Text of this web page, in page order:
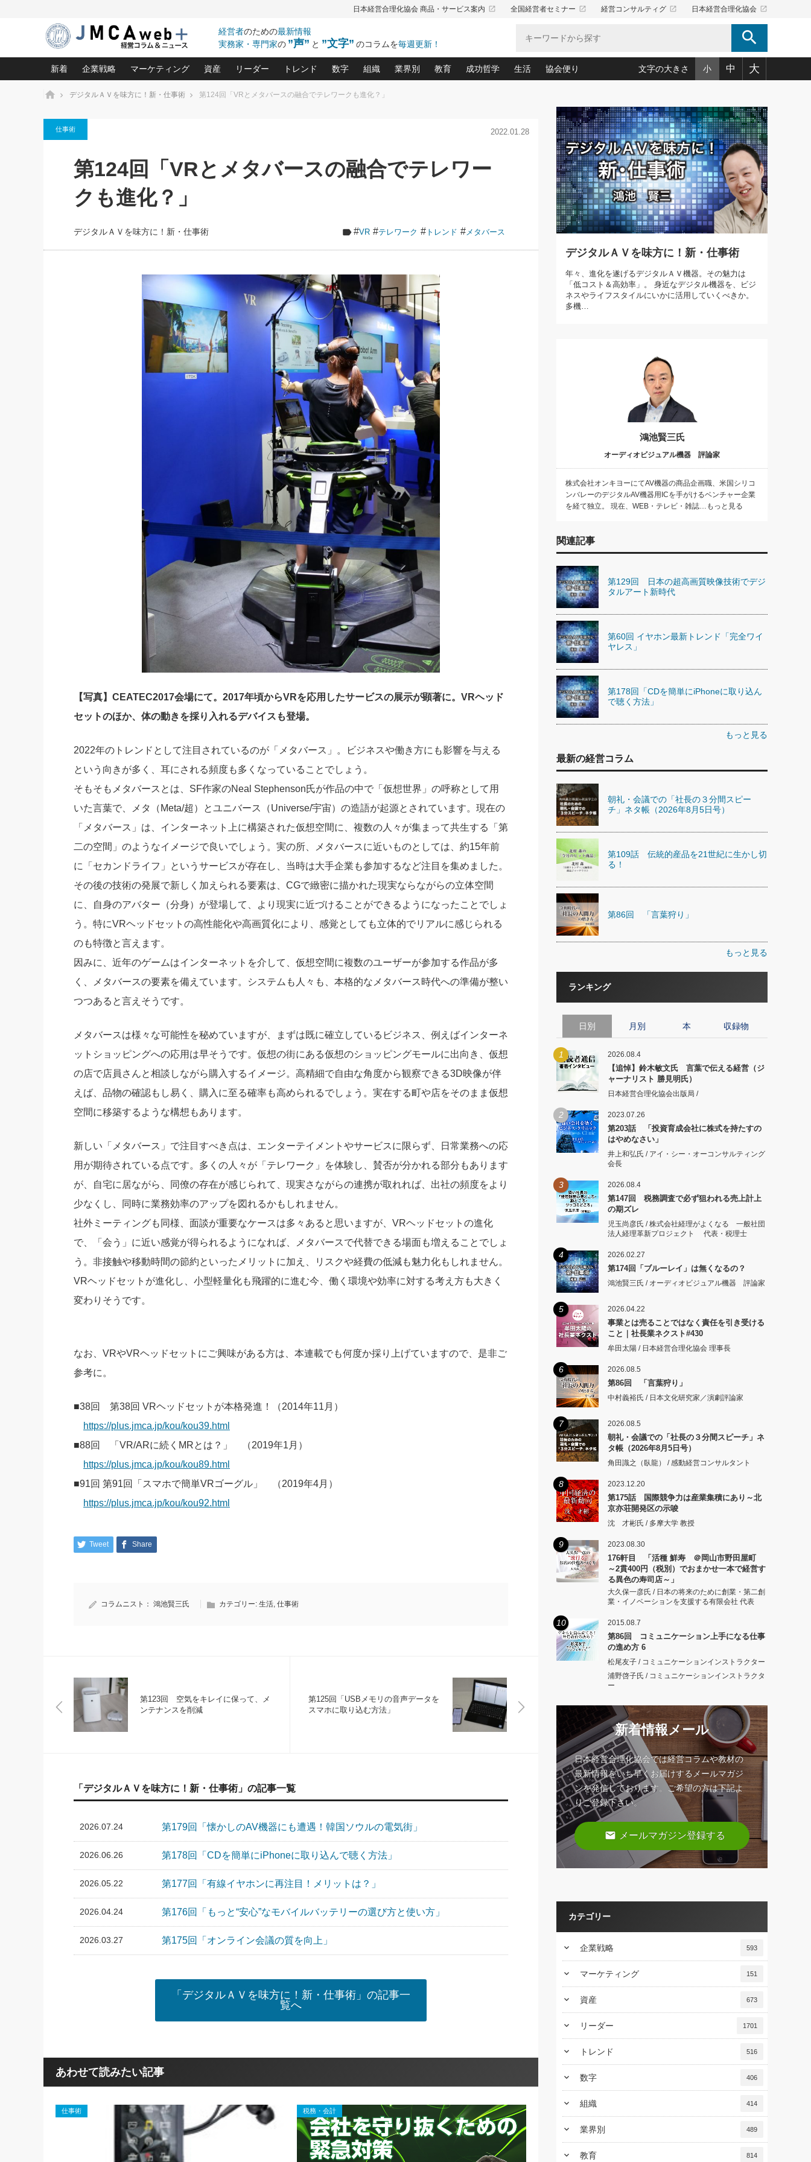
日本経営合理化協会 商品・サービス案内 launch 全国経営者セミナー launch 経営コンサルティグ launch 日本経営合理化協会 launch
経営者のための最新情報
実務家・専門家の ”声” と ”文字” のコラムを毎週更新！ search
新着
朝礼・会議での「社長の３分間
スピーチ」ネタ帳（2026年8月5
日号）
2026.08.5
に生かし切る！
2026.08.5 2026.08.5 2026.08.4
【追悼】鈴木敏文氏 言葉で伝
える経営（ジャーナリスト 勝
見明氏）
もっとみる
企業戦略
中小企業の「１位づくり」戦略(96)
利益を最大化する「業務改善」横田尚哉氏(5)
強い会社を築く ビジネス・クリニック(240)
日本レーザー「人を大切にしながら利益を上げる経営」の極意
武器としてのM&A入門(3)
社長のための“儲かる通販”戦略視点(151)
継続経営 百話百行(85)
マーケティング
ロングセラーの玉手箱(9)
大復活＆快進撃！ユニバーサルスタジオジャパンの成功要因と
は(5)
資産
中国経済の最新動向(204)
事業承継の前に、決めておきたい、知っておきたい、やってお
リーダー
ピョートル・F・グジバチの『経営戦略の新常識』(12)
楠木建の「経営知になる考え方」(57)
次もあなたにお願いしたいと思われる「一流の仕事術」(28)
社長の右腕をつくる 人と組織を動かす(200)
酒井英之の社長のビジョン実現道場(10)
トレンド
北村森の「今月のヒット商品」(109)
数字
おカネが残る決算書にするために、やっておきたいこと(34)
会社を守り抜くための緊急対策(100)
強い決算書の会社はココが違う！(36)
決算書の“見える化”術(12)
銀行交渉はこうしなさい！(12)
組織
職場の生産性を下げるハラスメントの予防策(10)
賃金決定の定石(68)
顧客・社員・社会から支持される「ウェルビーイング経営入
業界別
大久保一彦の“流行る”お店の仕組みづくり(210)
柿内幸夫─社長のための現場改善(174)
教育
あなただからお願いしたいと思われる 気配りの達人(127)
クレーム対応 実践マニュアル(92)
クレーム対応の新知識と新常識(57)
デキル社員に育てる！ 社員教育の決め手(203)
東川鷹年の「中小企業の人育て」(38)
業績アップにつながる！ワンランク上の手紙・メール術(100)
社長のための“全員営業”(30)
行動科学マネジメント(5)
成功哲学
中国哲学に学ぶ 不況は会社守成の好機(38)
令和時代の「社長の人間力の磨き方」(86)
先人の名句名言の教え 東洋思想に学ぶ経営学(132)
渡部昇一の「日本の指導者たち」(32)
経営に活かす“十八史略”(30)
生活
おのころ心平の ──社長のための「か・ら・だマネジメント」
(50)
デジタルＡＶを味方に！新・仕事術(180)
リーダー脳の鍛え方(32)
ワインを楽しむ基礎レッスン(12)
必読！社長が読むべき今月の4冊(88)
眼と耳で楽しむ読書術(162)
社長の「氣」(30)
米国スポーツ・ビジネスに学ぶ心理学(98)
高橋一喜の『これぞ！"本物の温泉"』(157)
協会便り
「愛読者通信」著者インタビュー(44)
ビジネス見聞録 経営ニュース(100)
作間信司の経営無形庵(けいえいむぎょうあん)(166)
経営セミナー情報局(1)
繁栄への着眼点 牟田太陽(76)
講話を聞いて学ぼう 実学・耳学・磨く「ミミガク」のすすめ
(7)
文字の大きさ 小 中 大
ホーム デジタルＡＶを味方に！新・仕事術 第124回「VRとメタバースの融合でテレワークも進化？」
仕事術 2022.01.28
第124回「VRとメタバースの融合でテレワー
クも進化？」
デジタルＡＶを味方に！新・仕事術 #VR #テレワーク # トレンド #メタバース
【写真】CEATEC2017会場にて。2017年頃からVRを応用したサービスの展示が顕著に。VRヘッド
セットのほか、体の動きを採り入れるデバイスも登場。
2022年のトレンドとして注目されているのが「メタバース」。ビジネスや働き方にも影響を与える
という向きが多く、耳にされる頻度も多くなっていることでしょう。
そもそもメタバースとは、SF作家のNeal Stephenson氏が作品の中で「仮想世界」の呼称として用
いた言葉で、メタ（Meta/超）とユニバース（Universe/宇宙）の造語が起源とされています。現在の
「メタバース」は、インターネット上に構築された仮想空間に、複数の人々が集まって共生する「第
二の空間」のようなイメージで良いでしょう。実の所、メタバースに近いものとしては、約15年前
に「セカンドライフ」というサービスが存在し、当時は大手企業も参加するなど注目を集めました。
その後の技術の発展で新しく加えられる要素は、CGで緻密に描かれた現実ならながらの立体空間
に、自身のアバター（分身）が登場して、より現実に近づけることができるようになったことでしょ
う。特にVRヘッドセットの高性能化や高画質化により、感覚としても立体的でリアルに感じられる
のも特徴と言えます。
因みに、近年のゲームはインターネットを介して、仮想空間に複数のユーザーが参加する作品が多
く、メタバースの要素を備えています。システムも人々も、本格的なメタバース時代への準備が整い
つつあると言えそうです。
メタバースは様々な可能性を秘めていますが、まずは既に確立しているビジネス、例えばインターネ
ットショッピングへの応用は早そうです。仮想の街にある仮想のショッピングモールに出向き、仮想
の店で店員さんと相談しながら購入するイメージ。高精細で自由な角度から観察できる3D映像が伴
えば、品物の確認もし易く、購入に至る確率も高められるでしょう。実在する町や店をそのまま仮想
空間に移築するような構想もあります。
新しい「メタバース」で注目すべき点は、エンターテイメントやサービスに限らず、日常業務への応
用が期待されている点です。多くの人々が「テレワーク」を体験し、賛否が分かれる部分もあります
が、自宅に居ながら、同僚の存在が感じられて、現実さながらの連携が取れれば、出社の頻度をより
少なくし、同時に業務効率のアップを図れるかもしれません。
社外ミーティングも同様、面談が重要なケースは多々あると思いますが、VRヘッドセットの進化
で、「会う」に近い感覚が得られるようになれば、メタバースで代替できる場面も増えることでしょ
う。非接触や移動時間の節約といったメリットに加え、リスクや経費の低減も魅力化もしれません。
VRヘッドセットが進化し、小型軽量化も飛躍的に進む今、働く環境や効率に対する考え方も大きく
変わりそうです。
なお、VRやVRヘッドセットにご興味がある方は、本連載でも何度か採り上げていますので、是非ご
参考に。
■38回 第38回 VRヘッドセットが本格発進！（2014年11月）
https://plus.jmca.jp/kou/kou39.html
■88回 「VR/ARに続くMRとは？」 （2019年1月）
https://plus.jmca.jp/kou/kou89.html
■91回 第91回「スマホで簡単VRゴーグル」 （2019年4月）
https://plus.jmca.jp/kou/kou92.html
Tweet Share
コラムニスト： 鴻池賢三氏 カテゴリー: 生活 仕事術
第123回 空気をキレイに保って、メ
ンテナンスを削減
第125回「USBメモリの音声データを
スマホに取り込む方法」
「デジタルＡＶを味方に！新・仕事術」の記事一覧
2026.07.24 第179回「懐かしのAV機器にも遭遇！韓国ソウルの電気街」
2026.06.26 第178回「CDを簡単にiPhoneに取り込んで聴く方法」
2026.05.22 第177回「有線イヤホンに再注目！メリットは？」
2026.04.24 第176回「もっと“安心”なモバイルバッテリーの選び方と使い方」
2026.03.27 第175回「オンライン会議の質を向上」
「デジタルＡＶを味方に！新・仕事術」の記事一
覧へ
あわせて読みたい記事
仕事術 税務・会計
デジタルＡＶを味方に！新・仕事術
年々、進化を遂げるデジタルＡＶ機器。その魅力は
「低コスト＆高効率」。 身近なデジタル機器を、ビジ
ネスやライフスタイルにいかに活用していくべきか。
多機…
鴻池賢三氏
オーディオビジュアル機器 評論家
株式会社オンキヨーにてAV機器の商品企画職、米国シリコ
ンバレーのデジタルAV機器用ICを手がけるベンチャー企業
を経て独立。 現在、WEB・テレビ・雑誌…もっと見る
関連記事
第129回 日本の超高画質映像技術でデジ
タルアート新時代
第60回 イヤホン最新トレンド「完全ワイ
ヤレス」
第178回「CDを簡単にiPhoneに取り込ん
で聴く方法」
もっと見る
最新の経営コラム
朝礼・会議での「社長の３分間スピー
チ」ネタ帳（2026年8月5日号）
第109話 伝統的産品を21世紀に生かし切
る！
第86回 「言葉狩り」
もっと見る
ランキング
日別 月別 本 収録物
1 2026.08.4
【追悼】鈴木敏文氏 言葉で伝える経営（ジ
ャーナリスト 勝見明氏）
日本経営合理化協会出版局 /
2 2023.07.26
第203話 「投資育成会社に株式を持たすの
はやめなさい」
井上和弘氏 / アイ・シー・オーコンサルティング
会長
3 2026.08.4
第147回 税務調査で必ず狙われる売上計上
の期ズレ
児玉尚彦氏 / 株式会社経理がよくなる 一般社団
法人経理革新プロジェクト 代表・税理士
4 2026.02.27
第174回「ブルーレイ」は無くなるの？
鴻池賢三氏 / オーディオビジュアル機器 評論家
5 2026.04.22
事業とは売ることではなく責任を引き受ける
こと｜社長業ネクスト#430
牟田太陽 / 日本経営合理化協会 理事長
6 2026.08.5
第86回 「言葉狩り」
中村義裕氏 / 日本文化研究家／演劇評論家
7 2026.08.5
朝礼・会議での「社長の３分間スピーチ」ネ
タ帳（2026年8月5日号）
角田識之（臥龍） / 感動経営コンサルタント
8 2023.12.20
第175話 国際競争力は産業集積にあり～北
京亦荘開発区の示唆
沈 才彬氏 / 多摩大学 教授
9 2023.08.30
176軒目 「活種 鮮寿 ＠岡山市野田屋町
～2貫400円（税別）でおまかせ一本で経営す
る異色の寿司店～」
大久保一彦氏 / 日本の将来のために創業・第二創
業・イノベーションを支援する有限会社 代表
10 2015.08.7
第86回 コミュニケーション上手になる仕事
の進め方 6
松尾友子 / コミュニケーションインストラクター
浦野啓子氏 / コミュニケーションインストラクタ
ー
新着情報メール
日本経営合理化協会では経営コラムや教材の
最新情報をいち早くお届けするメールマガジ
ンを発信しております。ご希望の方は下記よ
りご登録下さい。
email メールマガジン登録する
カテゴリー
keyboard_arrow_down 企業戦略 593
keyboard_arrow_down マーケティング 151
keyboard_arrow_down 資産 673
keyboard_arrow_down リーダー 1701
keyboard_arrow_down トレンド 516
keyboard_arrow_down 数字 406
keyboard_arrow_down 組織 414
keyboard_arrow_down 業界別 489
keyboard_arrow_down 教育 814